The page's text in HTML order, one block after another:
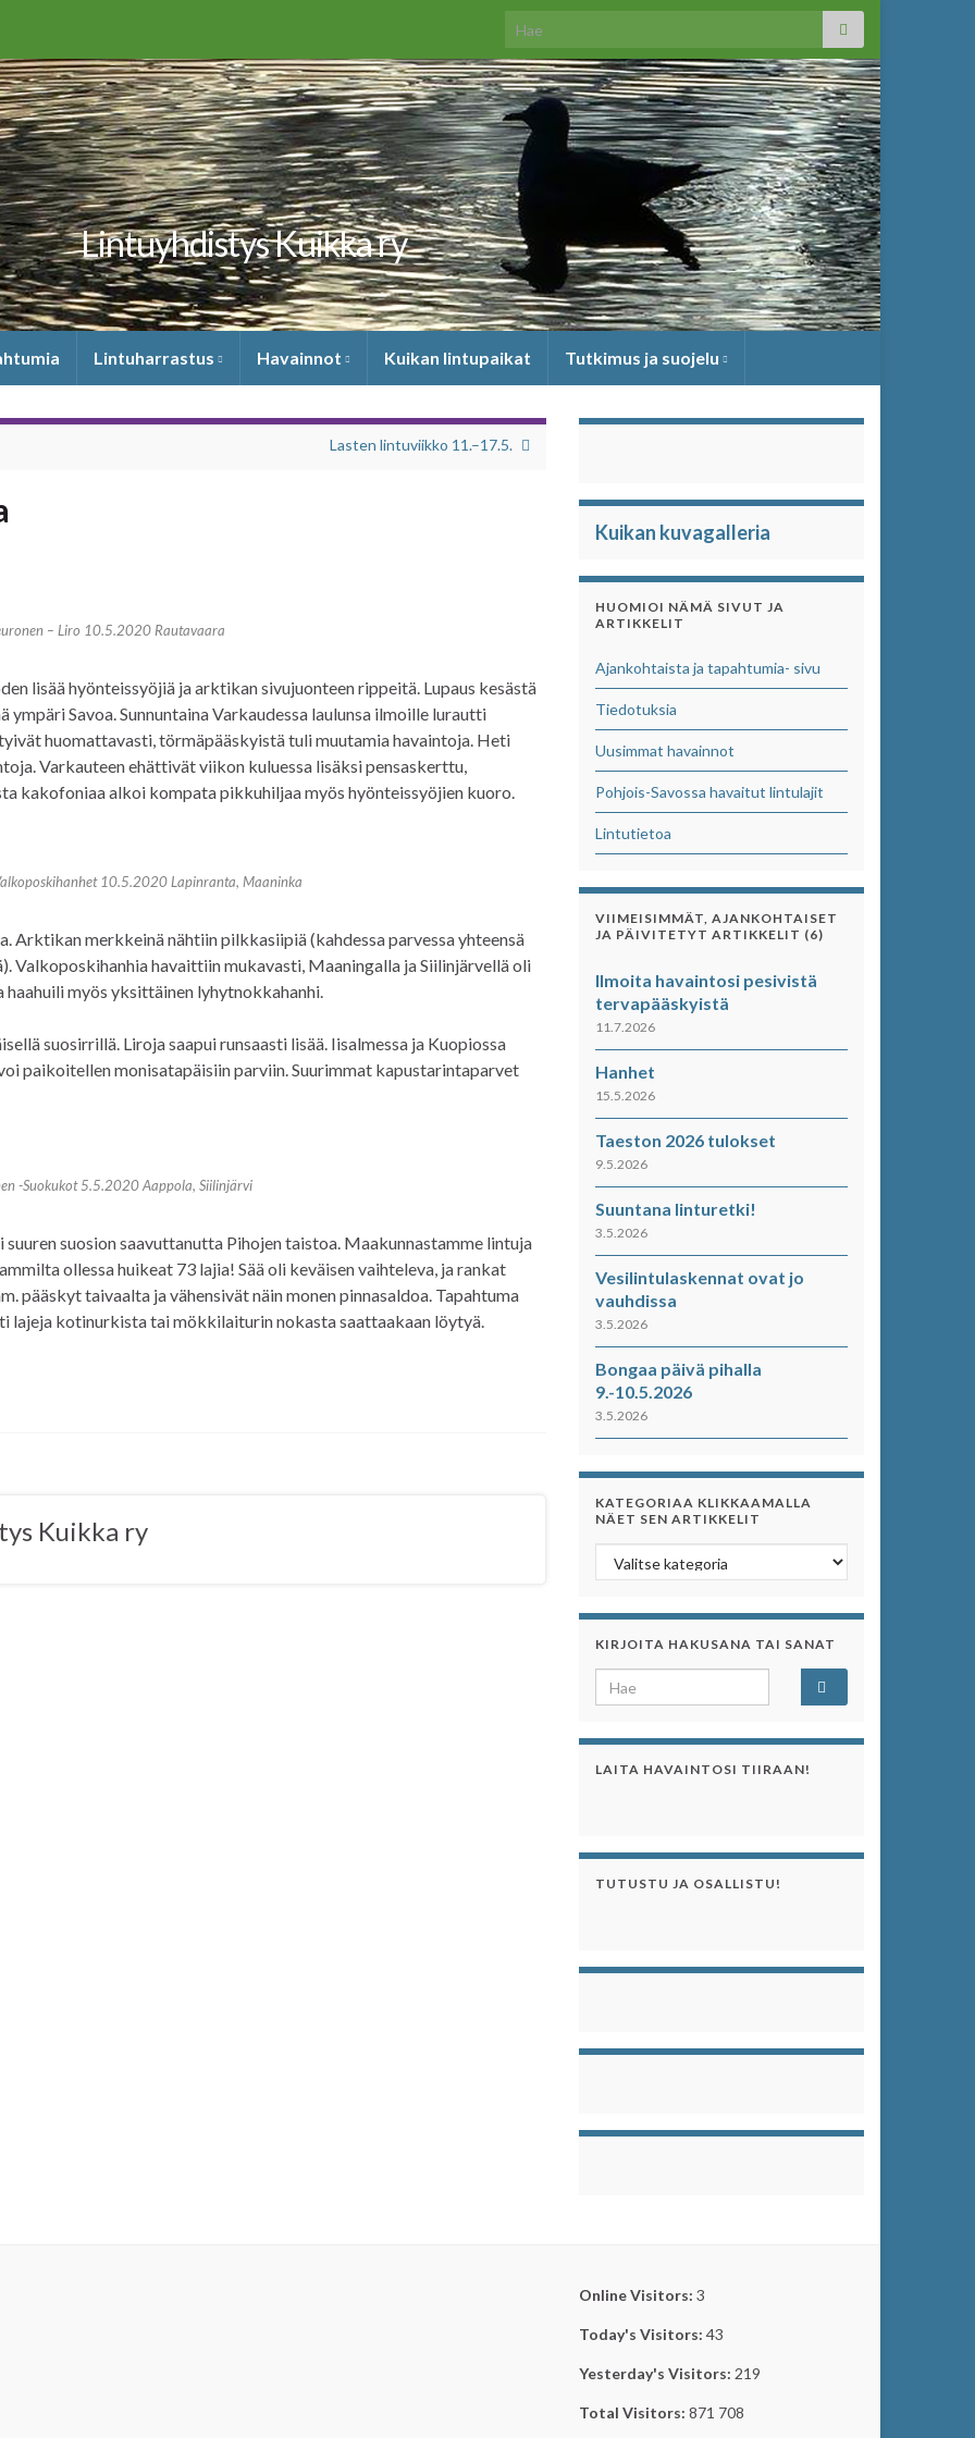
Search for:
Lintuyhdistys Kuikka ry
Lintuharrastus Havainnot Kuikan lintupaikat Tutkimus ja suojelu
Lasten lintuviikko 11.–17.5.
– Liro 10.5.2020 Rautavaara
lisää hyönteissyöjiä ja arktikan sivujuonteen rippeitä. Lupaus kesästä
Savoa. Sunnuntaina Varkaudessa laulunsa ilmoille lurautti
huomattavasti, törmäpääskyistä tuli muutamia havaintoja. Heti
Varkauteen ehättivät viikon kuluessa lisäksi pensaskerttu,
kakofoniaa alkoi kompata pikkuhiljaa myös hyönteissyöjien kuoro.
10.5.2020 Lapinranta, Maaninka
Arktikan merkkeinä nähtiin pilkkasiipiä (kahdessa parvessa yhteensä
Valkoposkihanhia havaittiin mukavasti, Maaningalla ja Siilinjärvellä oli
haahuili myös yksittäinen lyhytnokkahanhi.
suosirrillä. Liroja saapui runsaasti lisää. Iisalmessa ja Kuopiossa
paikoitellen monisatapäisiin parviin. Suurimmat kapustarintaparvet
-Suokukot 5.5.2020 Aappola, Siilinjärvi
suosion saavuttanutta Pihojen taistoa. Maakunnastamme lintuja
ollessa huikeat 73 lajia! Sää oli keväisen vaihteleva, ja rankat
pääskyt taivaalta ja vähensivät näin monen pinnasaldoa. Tapahtuma
lajeja kotinurkista tai mökkilaiturin nokasta saattaakaan löytyä.
Kuikka ry
Kuikan kuvagalleria
HUOMIOI NÄMÄ SIVUT JA
ARTIKKELIT
Ajankohtaista ja tapahtumia- sivu
Tiedotuksia
Uusimmat havainnot
Pohjois-Savossa havaitut lintulajit
Lintutietoa
VIIMEISIMMÄT, AJANKOHTAISET
JA PÄIVITETYT ARTIKKELIT (6)
Ilmoita havaintosi pesivistä
tervapääskyistä
11.7.2026
Hanhet
15.5.2026
Taeston 2026 tulokset
9.5.2026
Suuntana linturetki!
3.5.2026
Vesilintulaskennat ovat jo
vauhdissa
3.5.2026
Bongaa päivä pihalla
9.-10.5.2026
3.5.2026
KATEGORIAA KLIKKAAMALLA
NÄET SEN ARTIKKELIT
Kategoriaa klikkaamalla näet sen artikkelit
KIRJOITA HAKUSANA TAI SANAT
Search for:
LAITA HAVAINTOSI TIIRAAN!
TUTUSTU JA OSALLISTU!
Online Visitors: 3
Today's Visitors: 43
Yesterday's Visitors: 219
Total Visitors: 871 708